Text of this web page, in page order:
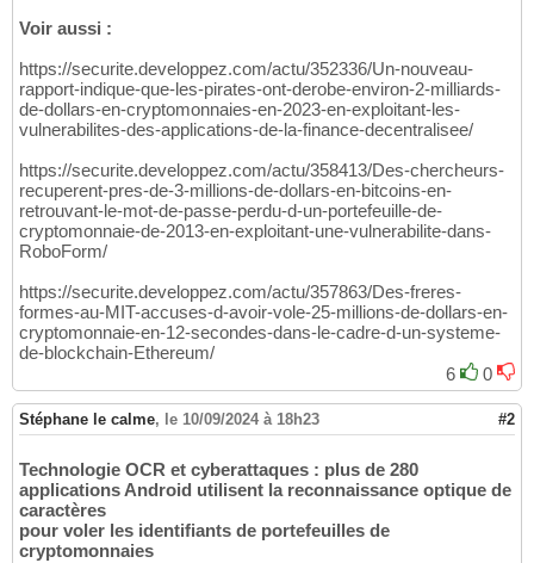
Voir aussi :
https://securite.developpez.com/actu/352336/Un-nouveau-
rapport-indique-que-les-pirates-ont-derobe-environ-2-milliards-
de-dollars-en-cryptomonnaies-en-2023-en-exploitant-les-
vulnerabilites-des-applications-de-la-finance-decentralisee/
https://securite.developpez.com/actu/358413/Des-chercheurs-
recuperent-pres-de-3-millions-de-dollars-en-bitcoins-en-
retrouvant-le-mot-de-passe-perdu-d-un-portefeuille-de-
cryptomonnaie-de-2013-en-exploitant-une-vulnerabilite-dans-
RoboForm/
https://securite.developpez.com/actu/357863/Des-freres-
formes-au-MIT-accuses-d-avoir-vole-25-millions-de-dollars-en-
cryptomonnaie-en-12-secondes-dans-le-cadre-d-un-systeme-
de-blockchain-Ethereum/
6
0
Stéphane le calme, le 10/09/2024 à 18h23 #2
Technologie OCR et cyberattaques : plus de 280
applications Android utilisent la reconnaissance optique de
caractères
pour voler les identifiants de portefeuilles de
cryptomonnaies